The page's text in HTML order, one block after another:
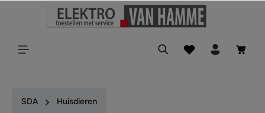
SDA Huisdieren